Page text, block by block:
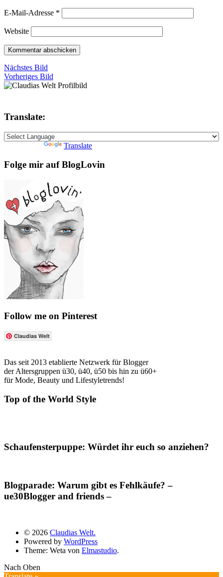
E-Mail-Adresse *
Website
Nächstes Bild
Vorheriges Bild
Translate:
Translate
Folge mir auf BlogLovin
Follow me on Pinterest
Claudias Welt
Das seit 2013 etablierte Netzwerk für Blogger
der Altersgruppen ü30, ü40, ü50 bis hin zu ü60+
für Mode, Beauty und Lifestyletrends!
Top of the World Style
Schaufensterpuppe: Würdet ihr euch so anziehen?
Blogparade: Warum gibt es Fehlkäufe? –
ue30Blogger and friends –
© 2026 Claudias Welt.
Powered by WordPress
Theme: Weta von Elmastudio.
Nach Oben